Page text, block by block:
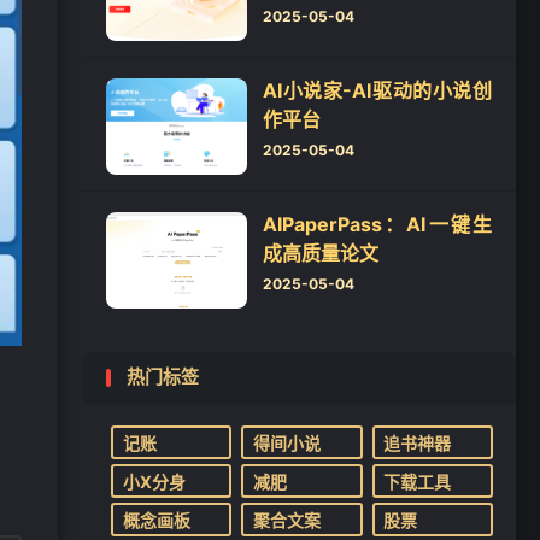
2025-05-04
AI小说家-AI驱动的小说创
作平台
2025-05-04
AIPaperPass：AI一键生
成高质量论文
2025-05-04
热门标签
记账 得间小说
追书神器
小X分身
减肥
下载工具
概念画板
聚合文案 股票